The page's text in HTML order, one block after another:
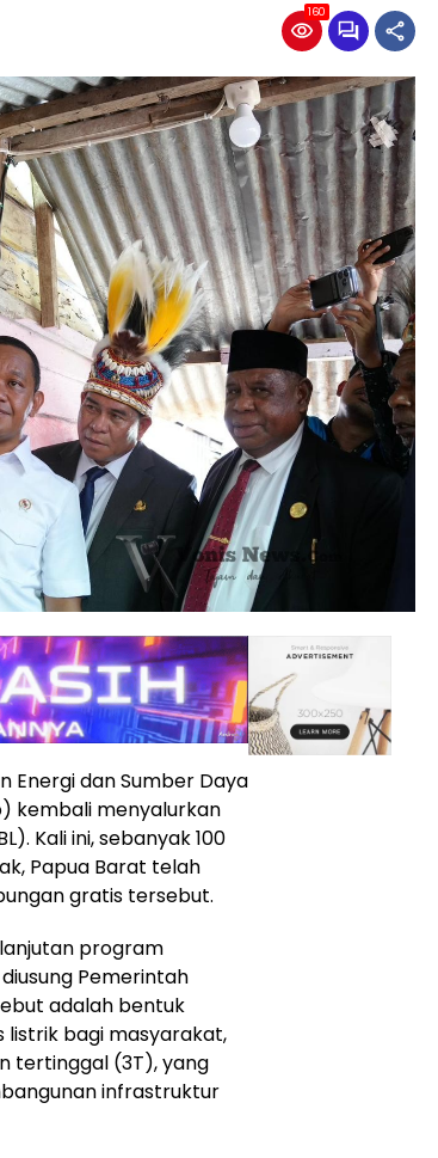
160
Energi dan Sumber Daya
kembali menyalurkan
Kali ini, sebanyak 100
Papua Barat telah
gratis tersebut.
program
Pemerintah
adalah bentuk
listrik bagi masyarakat,
tertinggal (3T), yang
infrastruktur